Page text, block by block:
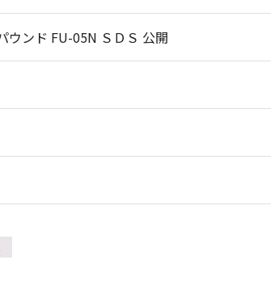
ウンド FU-05N ＳＤＳ 公開